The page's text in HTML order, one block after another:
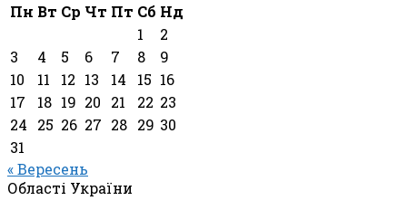
Пн Вт Ср Чт Пт Сб Нд
1
2
3
4 5 6 7 8
9
10
11 12 13 14 15 16
17
18 19 20 21 22 23
24
25 26 27 28 29 30
31
« Вересень
Області України